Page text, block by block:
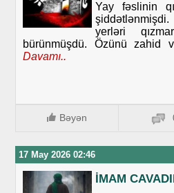
Yay fəslinin
yerləri
bürünmüşdü. Özünü zahid
Davamı..
Bəyən
17 May 2026 02:46
İMAM